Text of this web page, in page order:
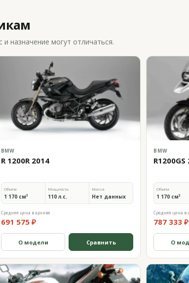
назначение могут отличаться.
BMW
R 1200R 2014
Объём
1 170 см³
Мощность
110 л.с.
Масса
Нет данных
Средняя цена в архиве
691 575 ₽
О модели Сравнить
BMW
R1200GS
Объём
1 170 см³
Средняя цена в
787 333 ₽
О